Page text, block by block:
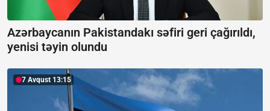
Azərbaycanın Pakistandakı səfiri geri çağırıldı,
yenisi təyin olundu
7 Avqust 13:15